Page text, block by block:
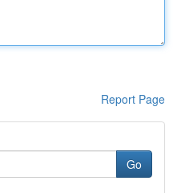
Report Page
Go